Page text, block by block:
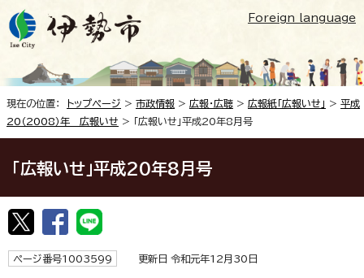
Foreign language
現在の位置： トップページ > 市政情報 > 広報・広聴 > 広報紙「広報いせ」 > 平成
20（2008）年 広報いせ > 「広報いせ」平成20年8月号
「広報いせ」平成20年8月号
ページ番号1003599 更新日 令和元年12月30日